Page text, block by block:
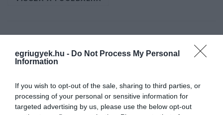
egriugyek.hu - Do Not Process My Personal
Information
If you wish to opt-out of the sale, sharing to third parties, or
processing of your personal or sensitive information for
targeted advertising by us, please use the below opt-out
Legfrissebb híreink